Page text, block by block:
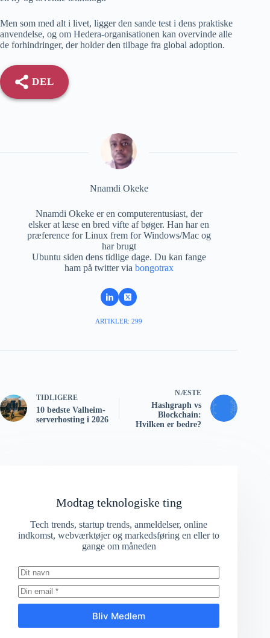
Men som med alt i livet, ligger den sande test i dens praktiske
anvendelse, og om Hedera-organisationen kan overvinde alle
de forhindringer, der holder den tilbage fra global adoption.
DEL
Nnamdi Okeke
Nnamdi Okeke er en computerentusiast, der
elsker at læse en bred vifte af bøger. Han har en
præference for Linux frem for Windows/Mac og
har brugt
Ubuntu siden dens tidlige dage. Du kan fange
ham på twitter via bongotrax
ARTIKLER: 299
TIDLIGERE
10 bedste Valheim-
serverhosting i 2026
NÆSTE
Hashgraph vs
Blockchain:
Hvilken er bedre?
Modtag teknologiske ting
Tech trends, startup trends, anmeldelser, online
indkomst, webværktøjer og markedsføring en eller to
gange om måneden
Bliv Medlem